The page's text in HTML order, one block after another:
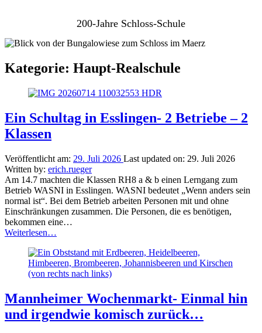
200-Jahre Schloss-Schule
Kategorie: Haupt-Realschule
Ein Schultag in Esslingen- 2 Betriebe – 2
Klassen
Veröffentlicht am: 29. Juli 2026 Last updated on: 29. Juli 2026
Written by: erich.rueger
Am 14.7 machten die Klassen RH8 a & b einen Lerngang zum
Betrieb WASNI in Esslingen. WASNI bedeutet „Wenn anders sein
normal ist“. Bei dem Betrieb arbeiten Personen mit und ohne
Einschränkungen zusammen. Die Personen, die es benötigen,
bekommen eine…
Weiterlesen
in
Esslingen-
2
–
2
Klassen”
…
Mannheimer Wochenmarkt- Einmal hin
und irgendwie komisch zurück…